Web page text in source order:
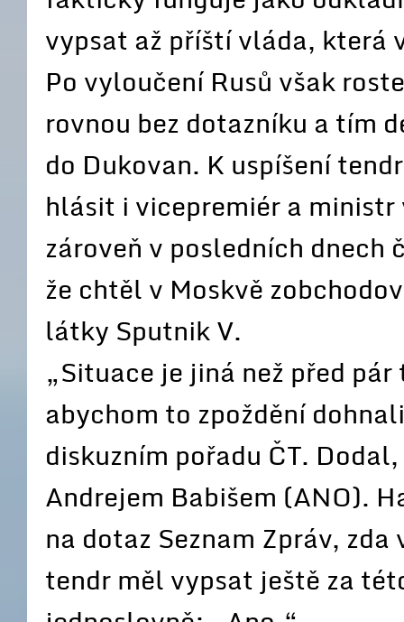
vypsat až příští vláda, která
Po vyloučení Rusů však
rovnou bez dotazníku a tím
do Dukovan. K uspíšení
hlásit i vicepremiér a
zároveň v posledních dnech
že chtěl v Moskvě
látky Sputnik V.
„Situace je jiná než před
abychom to zpoždění
diskuzním pořadu ČT.
Andrejem Babišem (ANO).
na dotaz Seznam Zpráv,
tendr měl vypsat ještě za